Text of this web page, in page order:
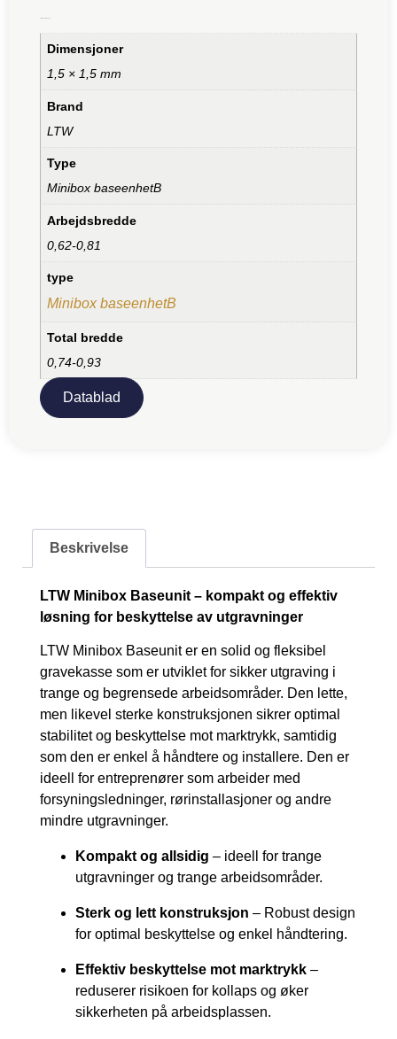
Dimensjoner
1,5 × 1,5 mm
Brand
LTW
Type
Minibox baseenhetB
Arbejdsbredde
0,62-0,81
type
Minibox baseenhetB
Total bredde
0,74-0,93
Datablad
Beskrivelse
LTW Minibox Baseunit – kompakt og effektiv
løsning for beskyttelse av utgravninger
LTW Minibox Baseunit er en solid og fleksibel
gravekasse som er utviklet for sikker utgraving i
trange og begrensede arbeidsområder. Den lette,
men likevel sterke konstruksjonen sikrer optimal
stabilitet og beskyttelse mot marktrykk, samtidig
som den er enkel å håndtere og installere. Den er
ideell for entreprenører som arbeider med
forsyningsledninger, rørinstallasjoner og andre
mindre utgravninger.
Kompakt og allsidig – ideell for trange
utgravninger og trange arbeidsområder.
Sterk og lett konstruksjon – Robust design
for optimal beskyttelse og enkel håndtering.
Effektiv beskyttelse mot marktrykk –
reduserer risikoen for kollaps og øker
sikkerheten på arbeidsplassen.